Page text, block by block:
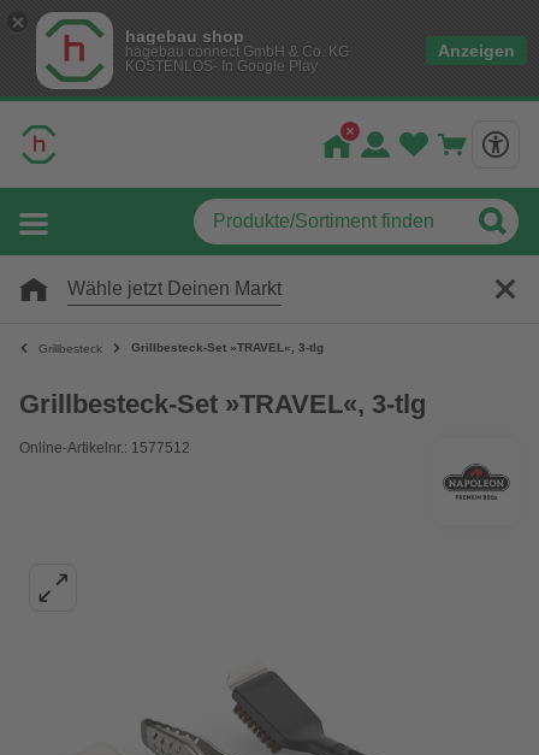
hagebau shop
hagebau connect GmbH & Co. KG
KOSTENLOS- In Google Play
Anzeigen
Wähle jetzt Deinen Markt
Grillbesteck Grillbesteck-Set »TRAVEL«, 3-tlg
Grillbesteck-Set »TRAVEL«, 3-tlg
Online-Artikelnr.: 1577512